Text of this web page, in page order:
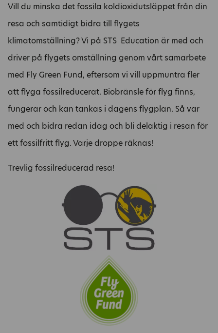
Vill du minska det fossila koldioxidutsläppet från din
resa och samtidigt bidra till flygets
klimatomställning? Vi på STS Education är med och
driver på flygets omställning genom vårt samarbete
med Fly Green Fund, eftersom vi vill uppmuntra fler
att flyga fossilreducerat. Biobränsle för flyg finns,
fungerar och kan tankas i dagens flygplan. Så var
med och bidra redan idag och bli delaktig i resan för
ett fossilfritt flyg. Varje droppe räknas!
Trevlig fossilreducerad resa!